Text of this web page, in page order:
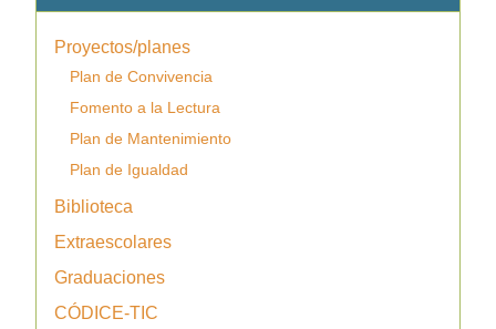
Proyectos/planes
Plan de Convivencia
Fomento a la Lectura
Plan de Mantenimiento
Plan de Igualdad
Biblioteca
Extraescolares
Graduaciones
CÓDICE-TIC